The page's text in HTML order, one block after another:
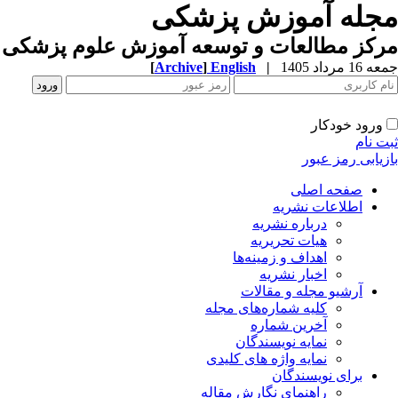
مجله آموزش پزشکی
مرکز مطالعات و توسعه آموزش علوم پزشکی
جمعه 16 مرداد 1405 |
English
[Archive]
ورود خودکار
ثبت نام
بازیابی رمز عبور
صفحه اصلی
اطلاعات نشریه
درباره نشریه
هیات تحریریه
اهداف و زمینه‌ها
اخبار نشریه
آرشیو مجله و مقالات
کلیه شماره‌های مجله
آخرین شماره
نمایه نویسندگان
نمایه واژه های کلیدی
برای نویسندگان
راهنمای نگارش مقاله